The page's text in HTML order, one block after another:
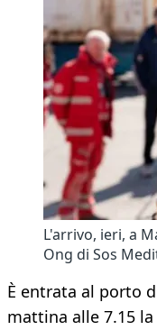
L'arrivo, ieri, a
Ong di Sos
È entrata al porto
mattina alle 7.15